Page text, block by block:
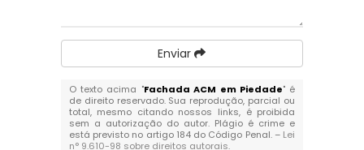
Enviar
O texto acima "Fachada ACM em Piedade" é
de direito reservado. Sua reprodução, parcial ou
total, mesmo citando nossos links, é proibida
sem a autorização do autor. Plágio é crime e
está previsto no artigo 184 do Código Penal. – Lei
n° 9.610-98 sobre direitos autorais.